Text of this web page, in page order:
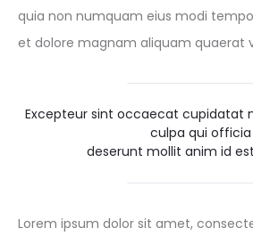
quia non numquam eius modi
et dolore magnam aliquam quaerat
Excepteur sint occaecat cupidatat
culpa qui officia
deserunt mollit anim id
Lorem ipsum dolor sit amet,